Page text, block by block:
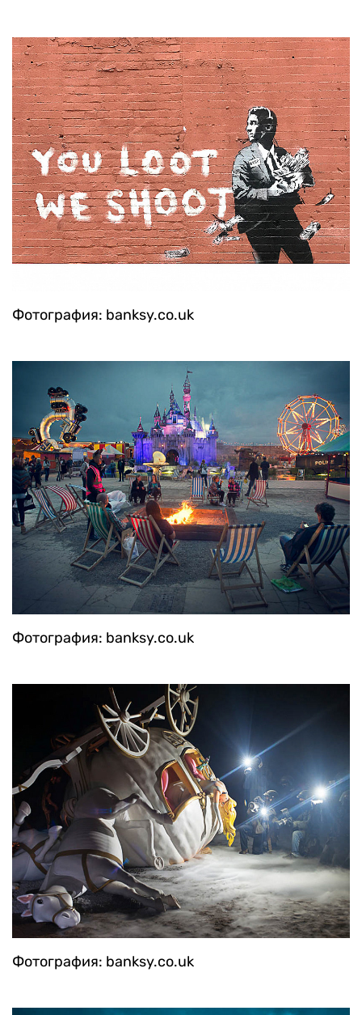
Фотография: banksy.co.uk
Фотография: banksy.co.uk
Фотография: banksy.co.uk